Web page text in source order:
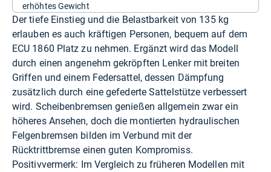
erhöhtes Gewicht
Der tiefe Einstieg und die Belastbarkeit von 135 kg
erlauben es auch kräftigen Personen, bequem auf dem
ECU 1860 Platz zu nehmen. Ergänzt wird das Modell
durch einen angenehm gekröpften Lenker mit breiten
Griffen und einem Federsattel, dessen Dämpfung
zusätzlich durch eine gefederte Sattelstütze verbessert
wird. Scheibenbremsen genießen allgemein zwar ein
höheres Ansehen, doch die montierten hydraulischen
Felgenbremsen bilden im Verbund mit der
Rücktrittbremse einen guten Kompromiss.
Positivvermerk: Im Vergleich zu früheren Modellen mit